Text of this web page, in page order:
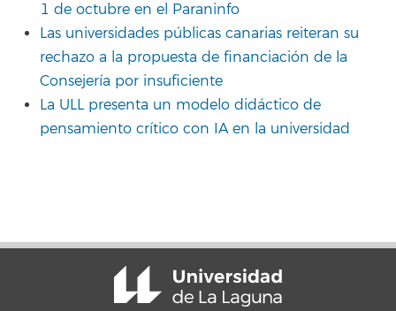
1 de octubre en el Paraninfo
Las universidades públicas canarias reiteran su
rechazo a la propuesta de financiación de la
Consejería por insuficiente
La ULL presenta un modelo didáctico de
pensamiento crítico con IA en la universidad